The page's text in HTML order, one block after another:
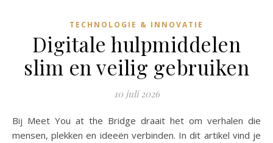
TECHNOLOGIE & INNOVATIE
Digitale hulpmiddelen
slim en veilig gebruiken
10 juli 2026
Bij Meet You at the Bridge draait het om verhalen die
mensen, plekken en ideeën verbinden. In dit artikel vind je